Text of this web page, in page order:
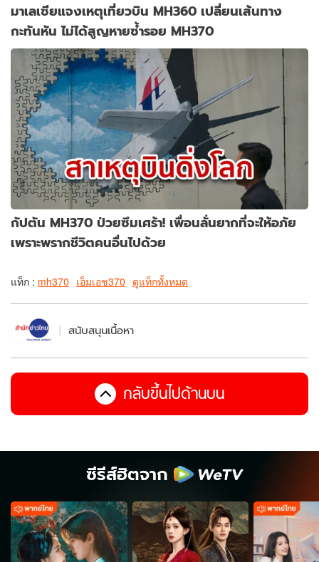
มาเลเซียแจงเหตุเที่ยวบิน MH360 เปลี่ยนเส้นทาง
กะทันหัน ไม่ได้สูญหายซ้ำรอย MH370
กัปตัน MH370 ป่วยซึมเศร้า! เพื่อนลั่นยากที่จะให้อภัย
เพราะพรากชีวิตคนอื่นไปด้วย
แท็ก : mh370 เอ็มเอช370 ดูแท็กทั้งหมด
สนับสนุนเนื้อหา
กลับขึ้นไปด้านบน
ซีรีส์ฮิตจาก